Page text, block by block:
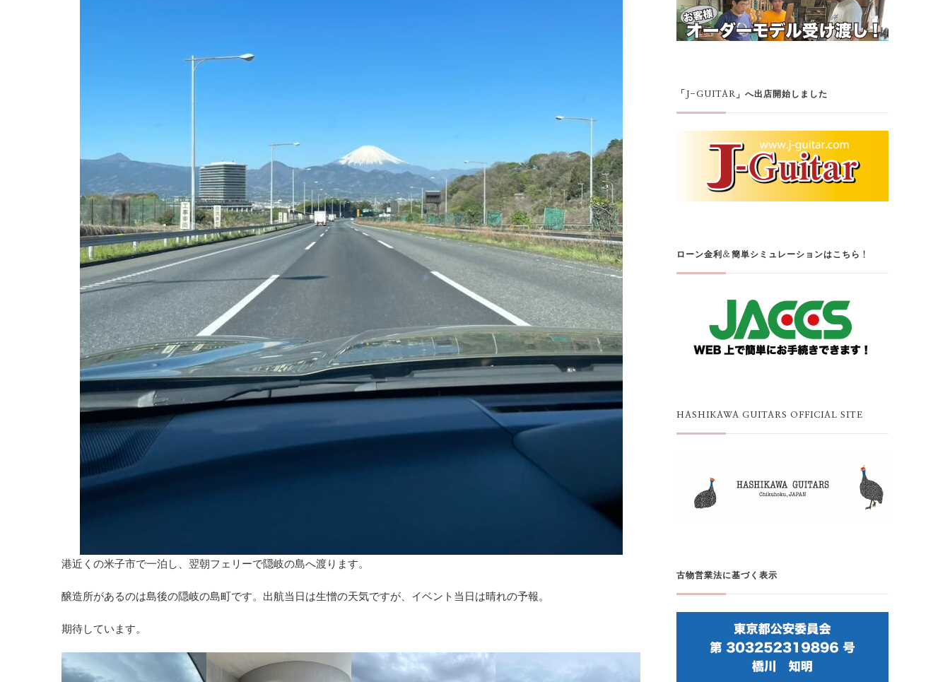
港近くの米子市で一泊し、翌朝フェリーで隠岐の島へ渡ります。
醸造所があるのは島後の隠岐の島町です。出航当日は生憎の天気ですが、イベント当日は晴れの予報。
期待しています。
「J-GUITAR」へ出店開始しました
ローン金利＆簡単シミュレーションはこちら！
HASHIKAWA GUITARS OFFICIAL SITE
古物営業法に基づく表示